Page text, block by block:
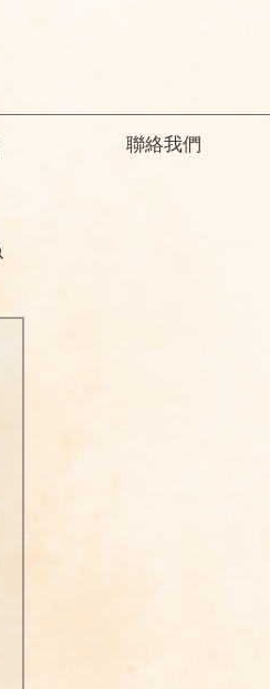
聯絡我們